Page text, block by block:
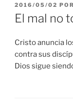
PUBLICADO
EL
2016/05/02 POR
El mal no
Cristo anuncia
contra sus
Dios sigue